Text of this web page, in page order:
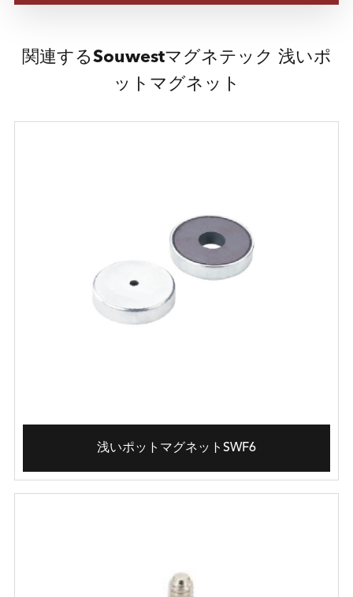
関連するSouwestマグネテック 浅いポ
ットマグネット
浅いポットマグネットSWF6